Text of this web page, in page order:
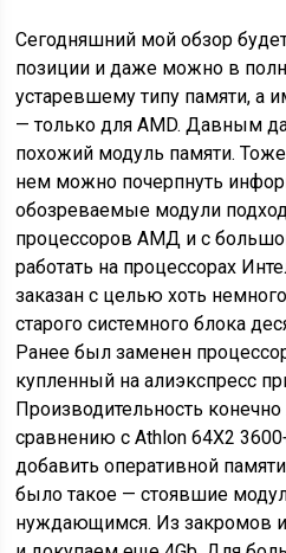
Сегодняшний мой обзор
позиции и даже можно в
устаревшему типу памяти, а
— только для AMD. Давным
похожий модуль памяти.
нем можно почерпнуть
обозреваемые модули
процессоров АМД и с
работать на процессорах
заказан с целью хоть
старого системного блока
Ранее был заменен
купленный на алиэкспресс
Производительность
сравнению с Athlon 64X2
добавить оперативной
было такое — стоявшие
нуждающимся. Из закромов